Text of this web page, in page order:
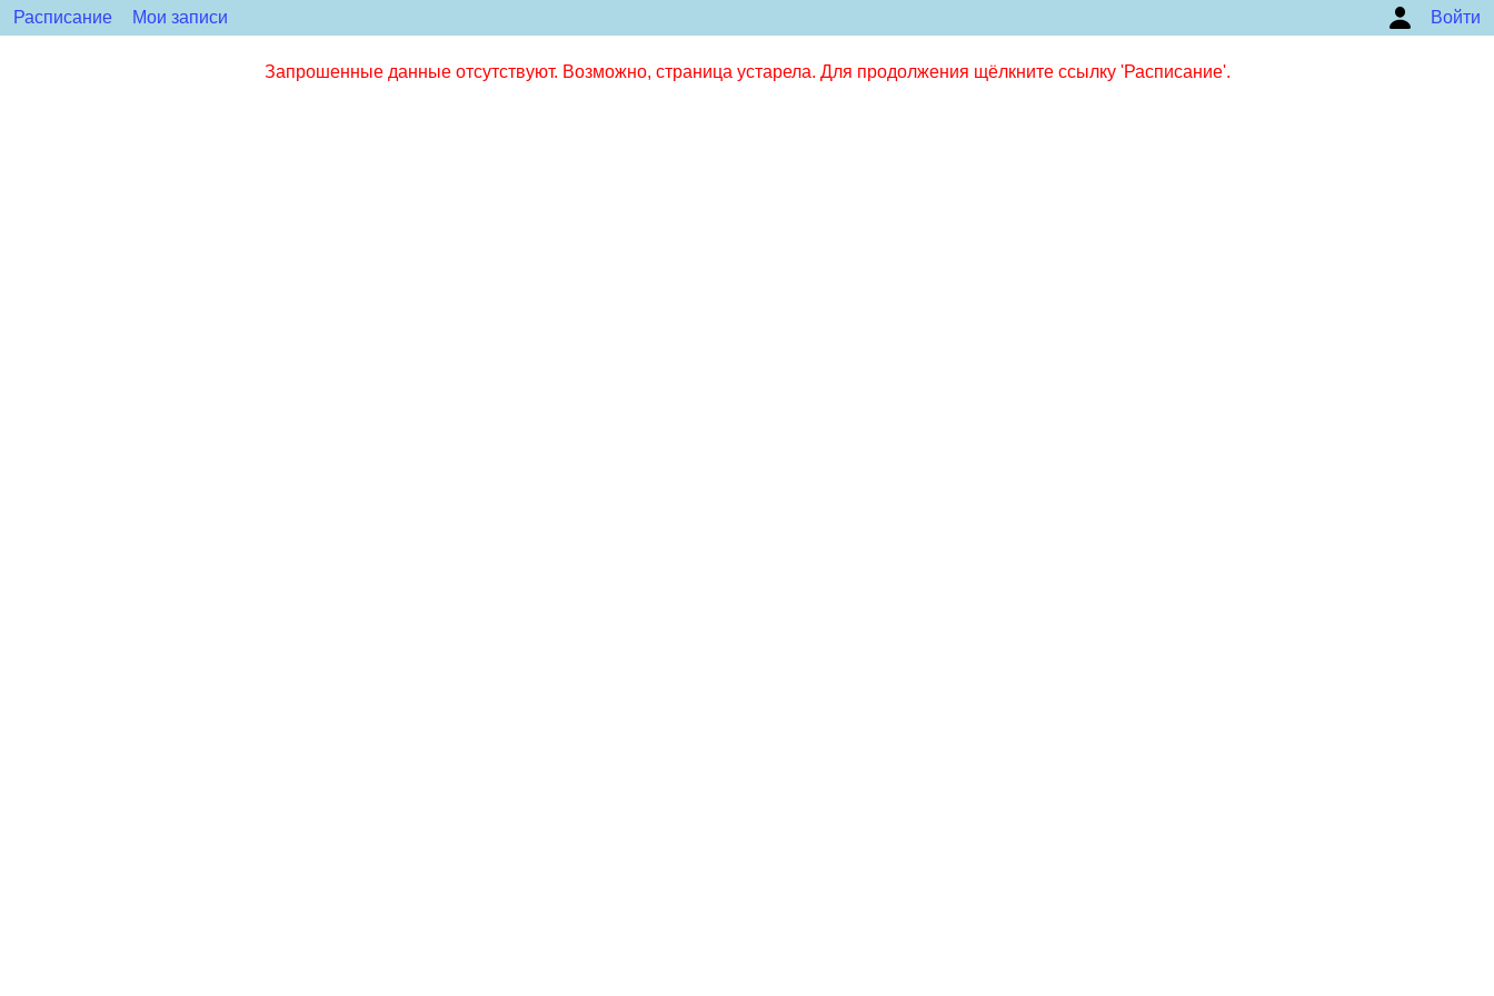
Расписание Мои записи Войти
Запрошенные данные отсутствуют. Возможно, страница устарела. Для продолжения щёлкните ссылку 'Расписание'.